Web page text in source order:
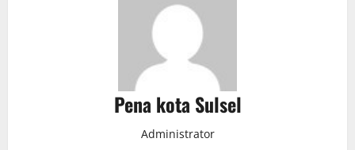
Pena kota Sulsel
Administrator